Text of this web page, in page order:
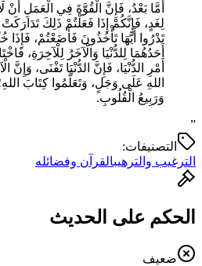
أَمَّا بَعْدُ، فَإِنَّ ‌الْقُوَّةَ ‌فِي ‌الْعَمَلِ أَنْ
لِغَدٍ، فَإِنَّكُمْ إِذَا فَعَلْتُمْ ذَلِكَ
تَدْرُوا أَيَّهَا تَأْخُذُونَ فَأَضَعْتُمْ، فَإِذَا
أَحَدُهُمَا لِلدُّنْيَا وَالْآخَرُ لِلْآخِرَةِ،
أَمْرِ الدُّنْيَا، فَإِنَّ الدُّنْيَا تَفْنَى، وَإِنَّ
اللهِ عَلَى وَجَلٍ، وَتَعَلَّمُوا كِتَابَ اللهِ؛
وَرَبِيعُ الْقُلُوبِ.
”
التصنيفات:
الترغيب والترهيبالقرآن وفضائله
الحكم على الحديث
ضعيف